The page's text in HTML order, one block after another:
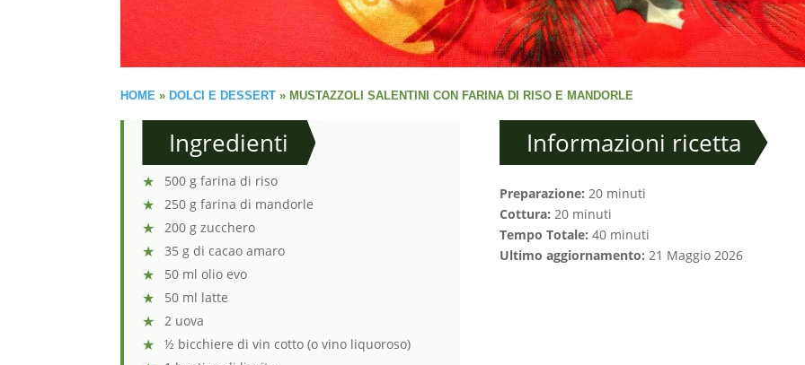
HOME » DOLCI E DESSERT » MUSTAZZOLI SALENTINI CON FARINA DI RISO E MANDORLE
Ingredienti
500 g farina di riso
250 g farina di mandorle
200 g zucchero
35 g di cacao amaro
50 ml olio evo
50 ml latte
2 uova
½ bicchiere di vin cotto (o vino liquoroso)
Informazioni ricetta
Preparazione: 20 minuti
Cottura: 20 minuti
Tempo Totale: 40 minuti
Ultimo aggiornamento: 21 Maggio 2026